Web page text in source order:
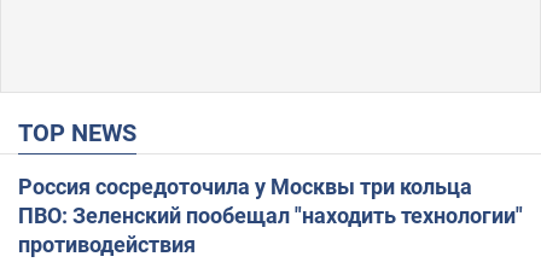
TOP NEWS
Россия сосредоточила у Москвы три кольца
ПВО: Зеленский пообещал "находить технологии"
противодействия